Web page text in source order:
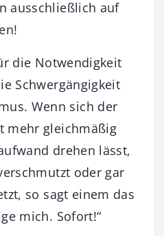
ausschließlich auf
die Notwendigkeit
Schwergängigkeit
Wenn sich der
mehr gleichmäßig
drehen lässt,
oder gar
so sagt einem das
mich. Sofort!“